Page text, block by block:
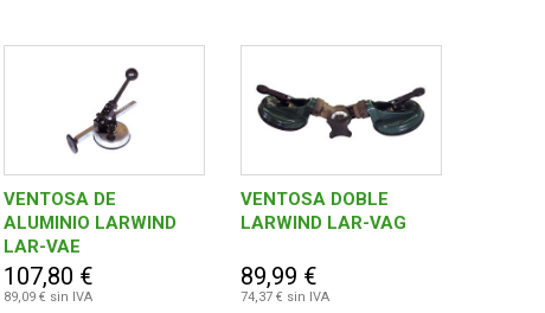
VENTOSA DE
ALUMINIO LARWIND
LAR-VAE
107,80 €
89,09 € sin IVA
VENTOSA DOBLE
LARWIND LAR-VAG
89,99 €
74,37 € sin IVA